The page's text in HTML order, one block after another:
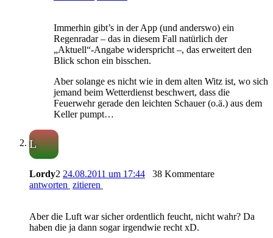
Immerhin gibt’s in der App (und anderswo) ein
Regenradar – das in diesem Fall natürlich der
„Aktuell“-Angabe widerspricht –, das erweitert den
Blick schon ein bisschen.
Aber solange es nicht wie in dem alten Witz ist, wo sich
jemand beim Wetterdienst beschwert, dass die
Feuerwehr gerade den leichten Schauer (o.ä.) aus dem
Keller pumpt…
L
Lordy2 24.08.2011 um 17:44
38 Kommentare
antworten zitieren
Aber die Luft war sicher ordentlich feucht, nicht wahr? Da
haben die ja dann sogar irgendwie recht xD.